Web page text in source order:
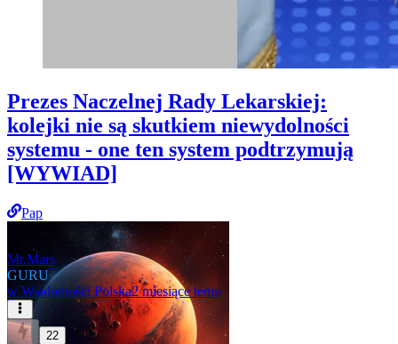
Prezes Naczelnej Rady Lekarskiej:
kolejki nie są skutkiem niewydolności
systemu - one ten system podtrzymują
[WYWIAD]
Pap
Mr.Mars
GURU
w Wiadomości Polska2 miesiące temu
22